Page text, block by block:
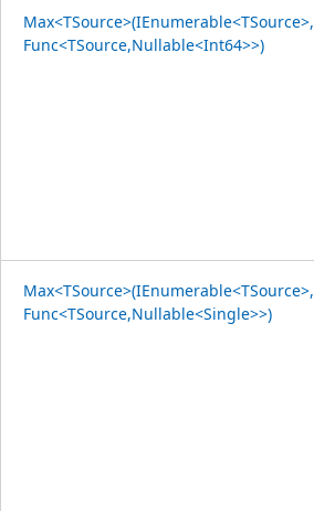
Max<TSource>(IEnumerable<TSource>,
Func<TSource,Nullable<Int64>>)
Max<TSource>(IEnumerable<TSource>,
Func<TSource,Nullable<Single>>)